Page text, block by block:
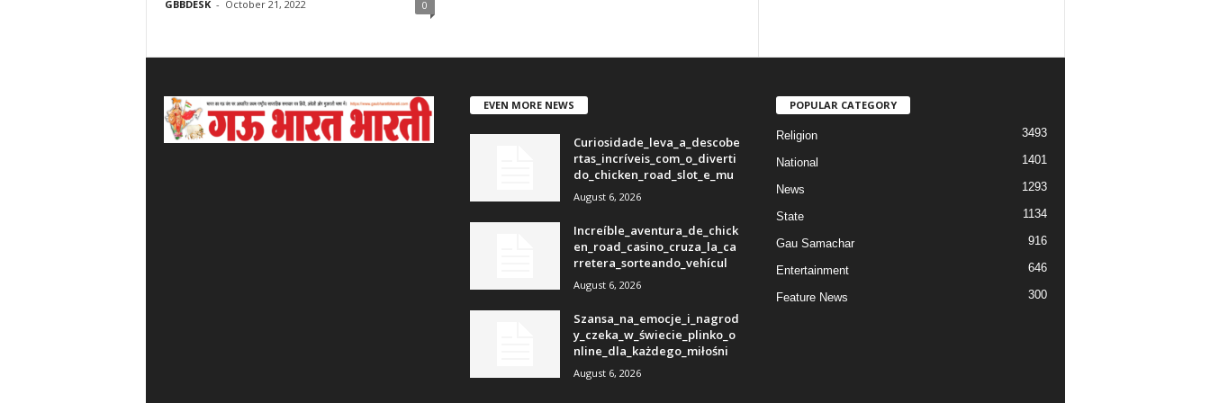
GBBDESK - October 21, 2022 0
EVEN MORE NEWS
Curiosidade_leva_a_descobe
rtas_incríveis_com_o_diverti
do_chicken_road_slot_e_mu
August 6, 2026
Increíble_aventura_de_chick
en_road_casino_cruza_la_ca
rretera_sorteando_vehícul
August 6, 2026
Szansa_na_emocje_i_nagrod
y_czeka_w_świecie_plinko_o
nline_dla_każdego_miłośni
August 6, 2026
POPULAR CATEGORY
Religion 3493
National 1401
News 1293
State 1134
Gau Samachar 916
Entertainment 646
Feature News 300